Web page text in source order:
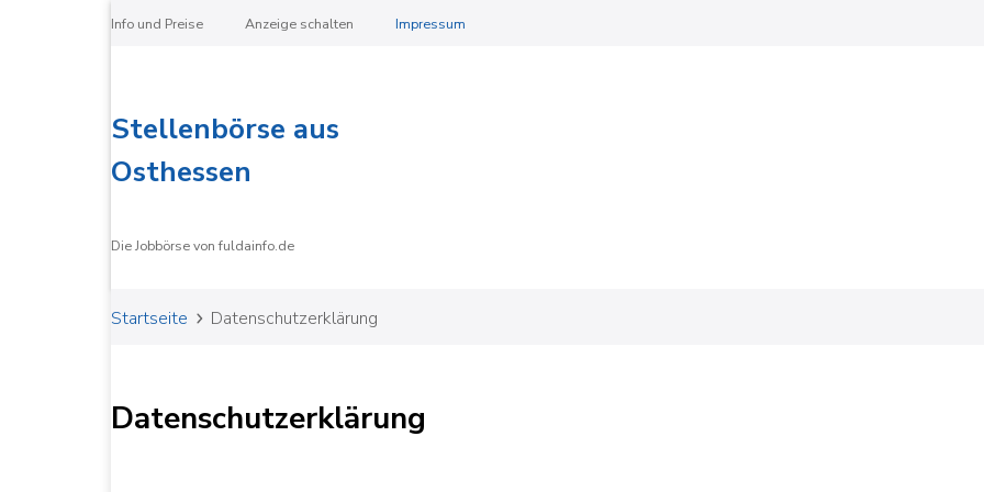
Info und Preise Anzeige schalten Impressum
Stellenbörse aus
Osthessen
Die Jobbörse von fuldainfo.de
Startseite Datenschutz­erklärung
Datenschutz­erklärung